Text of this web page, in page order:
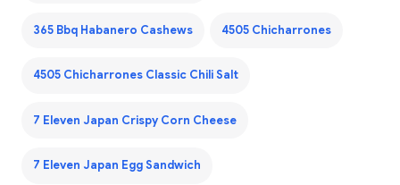
365 Bbq Habanero Cashews 4505 Chicharrones
4505 Chicharrones Classic Chili Salt
7 Eleven Japan Crispy Corn Cheese
7 Eleven Japan Egg Sandwich